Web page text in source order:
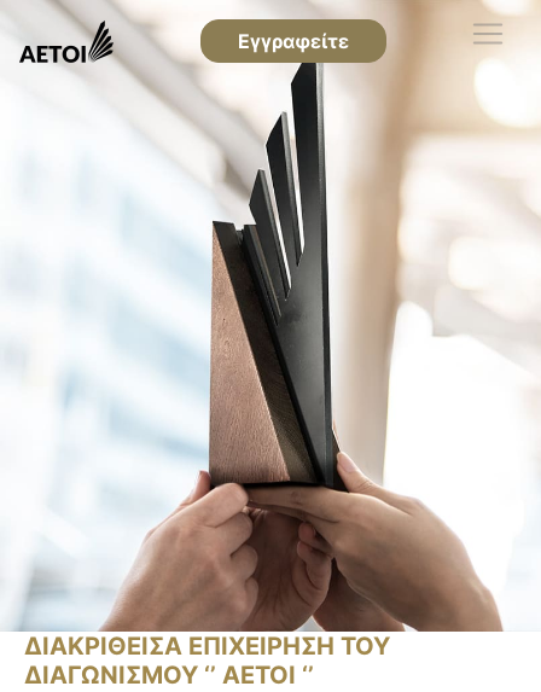
Εγγραφείτε
ΔΙΑΚΡΙΘΕΙΣΑ ΕΠΙΧΕΙΡΗΣΗ ΤΟΥ
ΔΙΑΓΩΝΙΣΜΟΥ ‘’ ΑΕΤΟΙ ‘’